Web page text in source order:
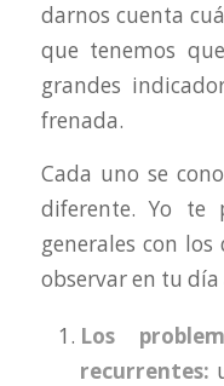
darnos cuenta
que tenemos
grandes
frenada.
Cada uno se
diferente. Yo te
generales con
observar en tu día
Los
recurrentes: